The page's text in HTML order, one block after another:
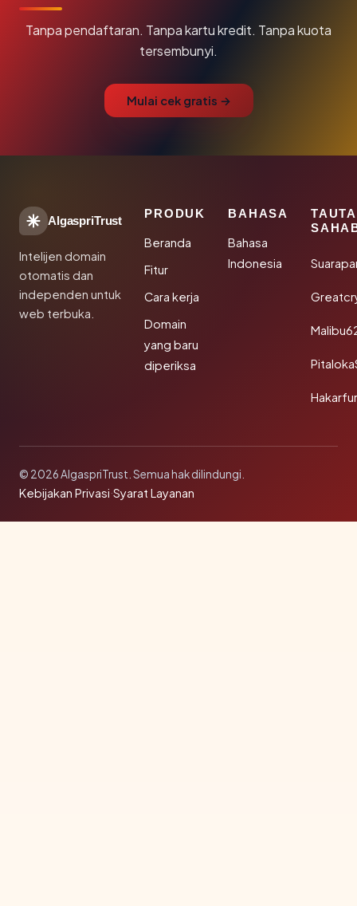
Tanpa pendaftaran. Tanpa kartu kredit. Tanpa kuota
tersembunyi.
Mulai cek gratis →
AlgaspriTrust
Intelijen domain
otomatis dan
independen untuk
web terbuka.
PRODUK
Beranda
Fitur
Cara kerja
Domain
yang baru
diperiksa
BAHASA
Bahasa
Indonesia
© 2026 AlgaspriTrust. Semua hak dilindungi.
Kebijakan Privasi·Syarat Layanan